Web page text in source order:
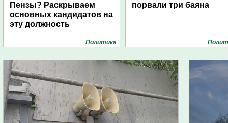
Пензы? Раскрываем
основных кандидатов на
эту должность
Политика
порвали три баяна